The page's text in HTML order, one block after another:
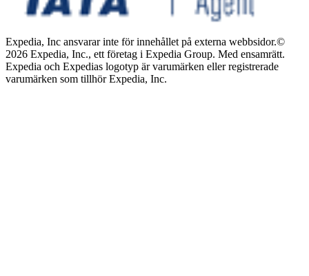
Expedia, Inc ansvarar inte för innehållet på externa webbsidor.©
2026 Expedia, Inc., ett företag i Expedia Group. Med ensamrätt.
Expedia och Expedias logotyp är varumärken eller registrerade
varumärken som tillhör Expedia, Inc.